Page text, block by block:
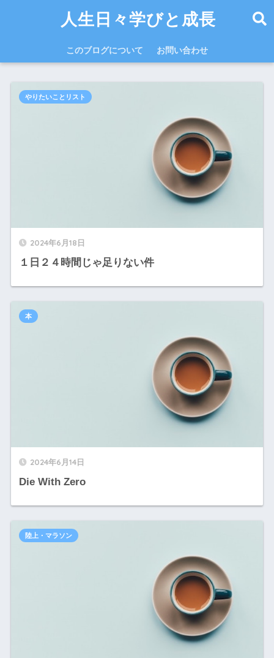
人生日々学びと成長
このブログについて お問い合わせ
2024年6月18日
１日２４時間じゃ足りない件
やりたいことリスト
2024年6月14日
Die With Zero
本
陸上・マラソン